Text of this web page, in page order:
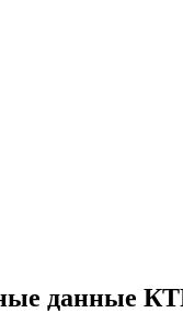
данные